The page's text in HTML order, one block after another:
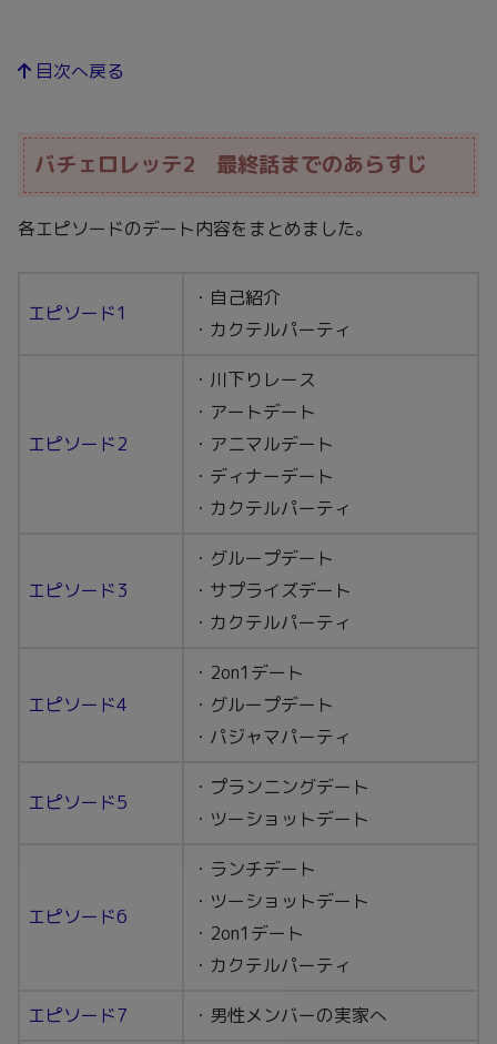
目次へ戻る
バチェロレッテ2 最終話までのあらすじ
各エピソードのデート内容をまとめました。
エピソード1
・自己紹介
・カクテルパーティ
エピソード2
・川下りレース
・アートデート
・アニマルデート
・ディナーデート
・カクテルパーティ
エピソード3
・グループデート
・サプライズデート
・カクテルパーティ
エピソード4
・2on1デート
・グループデート
・パジャマパーティ
エピソード5
・プランニングデート
・ツーショットデート
エピソード6
・ランチデート
・ツーショットデート
・2on1デート
・カクテルパーティ
エピソード7 ・男性メンバーの実家へ